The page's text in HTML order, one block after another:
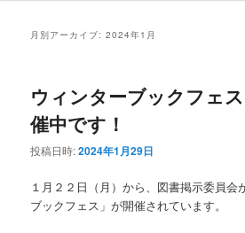
月別アーカイブ:2024年1月
ウィンターブックフェ
催中です！
投稿日時:2024年1月29日
１月２２日（月）から、図書掲示委員会
ブックフェス」が開催されています。